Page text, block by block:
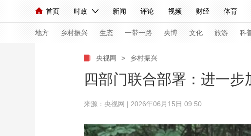
首页 时政 新闻 评论 视频 财经 体育
人民领袖习近平 联播+ 中国领导人 央视快评 习式妙语
直播 栏目大全 节目单 听音 微视频 主持人
海外频道 iPanda English Монгол
地方 乡村振兴 生态 一带一路 央博 文化 旅游 科
人民领袖习近平 联播+ 热解读 天天学习 习式妙语
央视网 > 乡村振兴
四部门联合部署：进一
来源：央视网 | 2026年06月15日 09:50